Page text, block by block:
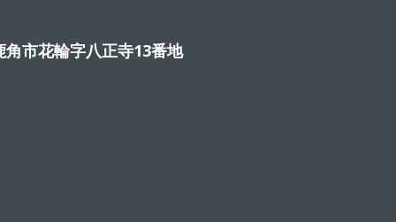
市花輪字八正寺13番地